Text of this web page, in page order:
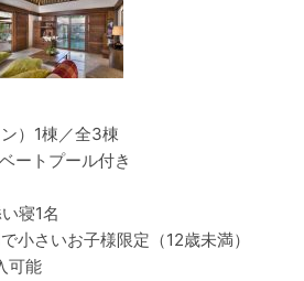
）1棟／全3棟
ートプール付き
寝1名
小さいお子様限定（12歳未満）
可能